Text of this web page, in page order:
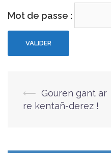
Mot de passe :
Navigation
⟵ Gouren gant ar
re kentañ-derez !